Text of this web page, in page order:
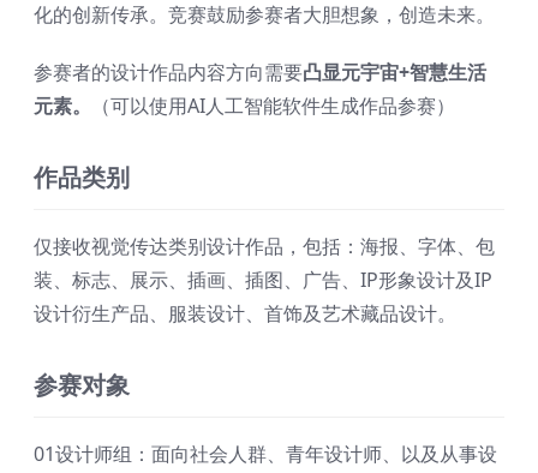
化的创新传承。竞赛鼓励参赛者大胆想象，创造未来。
参赛者的设计作品内容方向需要凸显元宇宙+智慧生活
元素。
（可以使用AI人工智能软件生成作品参赛）
作品类别
仅接收视觉传达类别设计作品，包括：海报、字体、包
装、标志、展示、插画、插图、广告、IP形象设计及IP
设计衍生产品、服装设计、首饰及艺术藏品设计。
参赛对象
01设计师组：面向社会人群、青年设计师、以及从事设